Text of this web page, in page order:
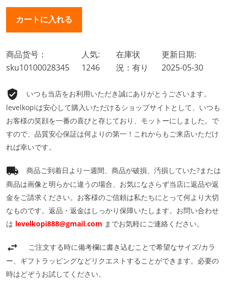
商品货号：
sku10100028345
人気:
1246
在庫状
況：有り
更新日期:
2025-05-30
いつも当店をお利用いただき誠にありがとうございます。
levelkopiは安心して購入いただけるショップサイトとして、いつも
お客様の笑顔を一番の喜びと存じており、モットーにしました。で
すので、品質安心保証は何よりの第一！これからもご来店いただけ
れば幸いです。
商品ご到着日より一週間、商品が破損、汚損していた?または
商品は画像と明らかに違うの場合、お気になさらず当店に返品や返
金をご請求ください。お客様のご信頼は私たちにとって何より大切
なものです。返品・返金はしっかり保障いたします。お問い合わせ
は levelkopi888@gmail.com までお気軽にご連絡ください。
ご注文する時に備考欄に書き込むことで希望なサイズ/カラ
ー、ギフトラッピングなどリクエストすることができます。必要の
時はどぞうお試してください。